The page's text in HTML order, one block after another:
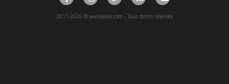
2011-2026 © wandaloo.com - Tous droits réservés